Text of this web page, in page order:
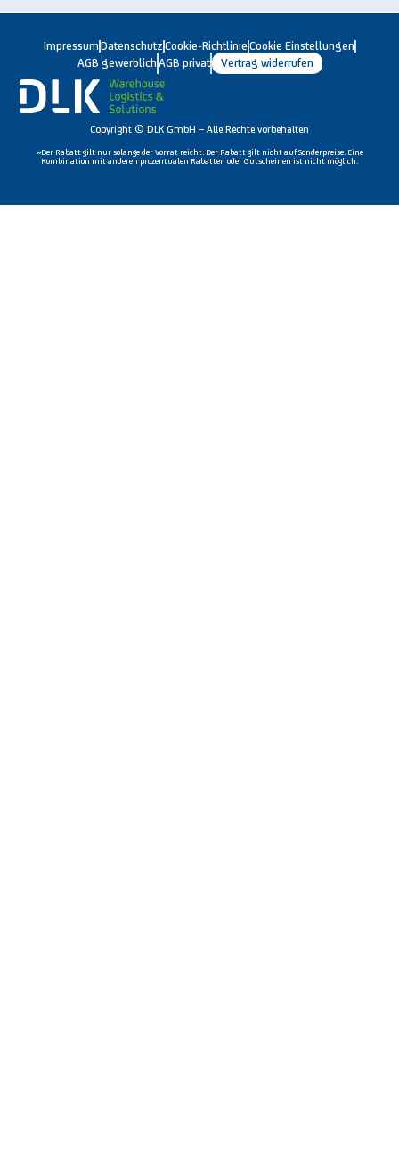
Impressum Datenschutz Cookie-Richtlinie Cookie Einstellungen
AGB gewerblich AGB privat Vertrag widerrufen
Copyright © DLK GmbH – Alle Rechte vorbehalten
»Der Rabatt gilt nur solange der Vorrat reicht. Der Rabatt gilt nicht auf Sonderpreise. Eine
Kombination mit anderen prozentualen Rabatten oder Gutscheinen ist nicht möglich.